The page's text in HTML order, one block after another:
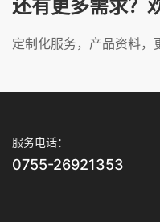
还有更多需求
定制化服务，产品资料，
服务电话：
0755-26921353